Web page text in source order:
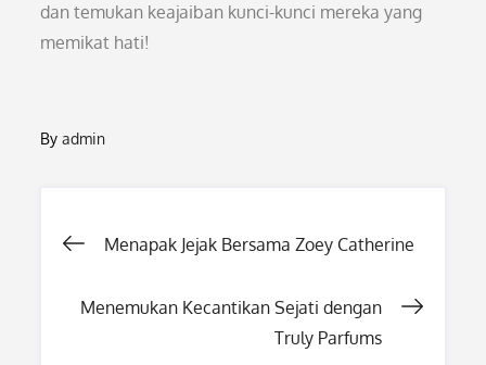
dan temukan keajaiban kunci-kunci mereka yang
memikat hati!
Byadmin
Post
navigation
Menapak Jejak Bersama Zoey Catherine
Menemukan Kecantikan Sejati dengan
Truly Parfums